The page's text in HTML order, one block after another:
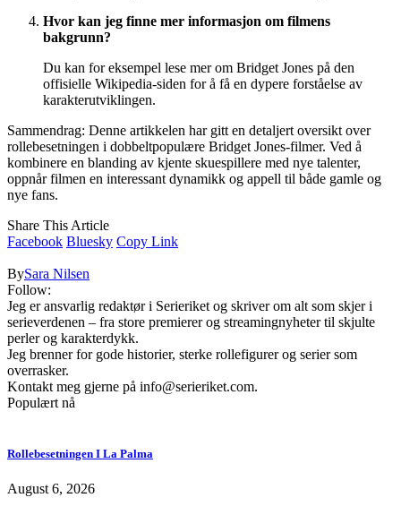
Hvor kan jeg finne mer informasjon om filmens
bakgrunn?
Du kan for eksempel lese mer om Bridget Jones på den
offisielle Wikipedia-siden for å få en dypere forståelse av
karakterutviklingen.
Sammendrag: Denne artikkelen har gitt en detaljert oversikt over
rollebesetningen i dobbeltpopulære Bridget Jones-filmer. Ved å
kombinere en blanding av kjente skuespillere med nye talenter,
oppnår filmen en interessant dynamikk og appell til både gamle og
nye fans.
Share This Article
Facebook Bluesky Copy Link
BySara Nilsen
Follow:
Jeg er ansvarlig redaktør i Serieriket og skriver om alt som skjer i
serieverdenen – fra store premierer og streamingnyheter til skjulte
perler og karakterdykk.
Jeg brenner for gode historier, sterke rollefigurer og serier som
overrasker.
Kontakt meg gjerne på info@serieriket.com.
Populært nå
Rollebesetningen I La Palma
August 6, 2026